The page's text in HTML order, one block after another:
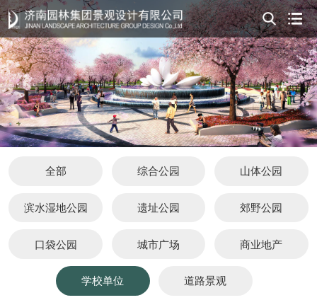
全部 综合公园 山体公园
滨水湿地公园 遗址公园 郊野公园
口袋公园 城市广场 商业地产
学校单位 道路景观